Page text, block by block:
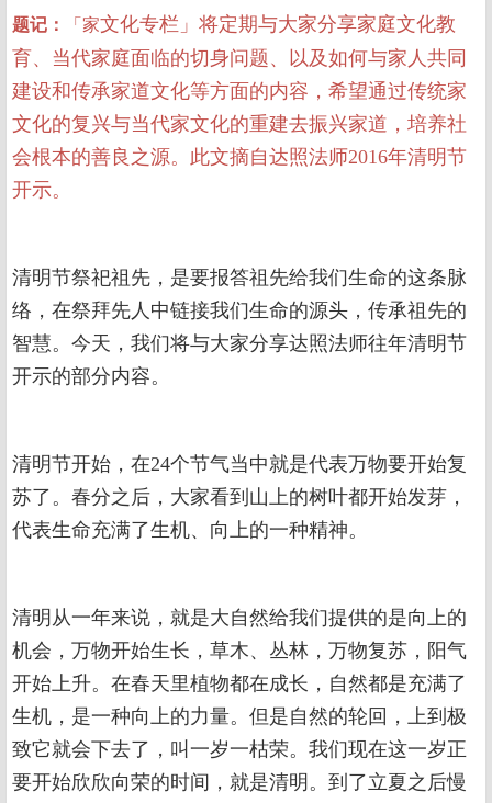
题记： 「家文化专栏」将定期与大家分享家庭文化教
育、当代家庭面临的切身问题、以及如何与家人共同
建设和传承家道文化等方面的内容，希望通过传统家
文化的复兴与当代家文化的重建去振兴家道，培养社
会根本的善良之源。此文摘自达照法师2016年清明节
开示。
清明节祭祀祖先，是要报答祖先给我们生命的这条脉
络，在祭拜先人中链接我们生命的源头，传承祖先的
智慧。今天，我们将与大家分享达照法师往年清明节
开示的部分内容。
清明节开始，在24个节气当中就是代表万物要开始复
苏了。春分之后，大家看到山上的树叶都开始发芽，
代表生命充满了生机、向上的一种精神。
清明从一年来说，就是大自然给我们提供的是向上的
机会，万物开始生长，草木、丛林，万物复苏，阳气
开始上升。在春天里植物都在成长，自然都是充满了
生机，是一种向上的力量。但是自然的轮回，上到极
致它就会下去了，叫一岁一枯荣。我们现在这一岁正
要开始欣欣向荣的时间，就是清明。到了立夏之后慢